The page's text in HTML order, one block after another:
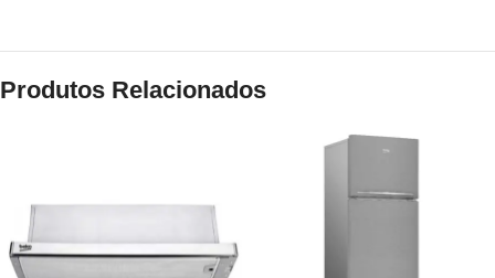
Produtos Relacionados